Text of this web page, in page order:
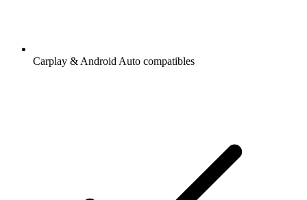
Carplay & Android Auto compatibles